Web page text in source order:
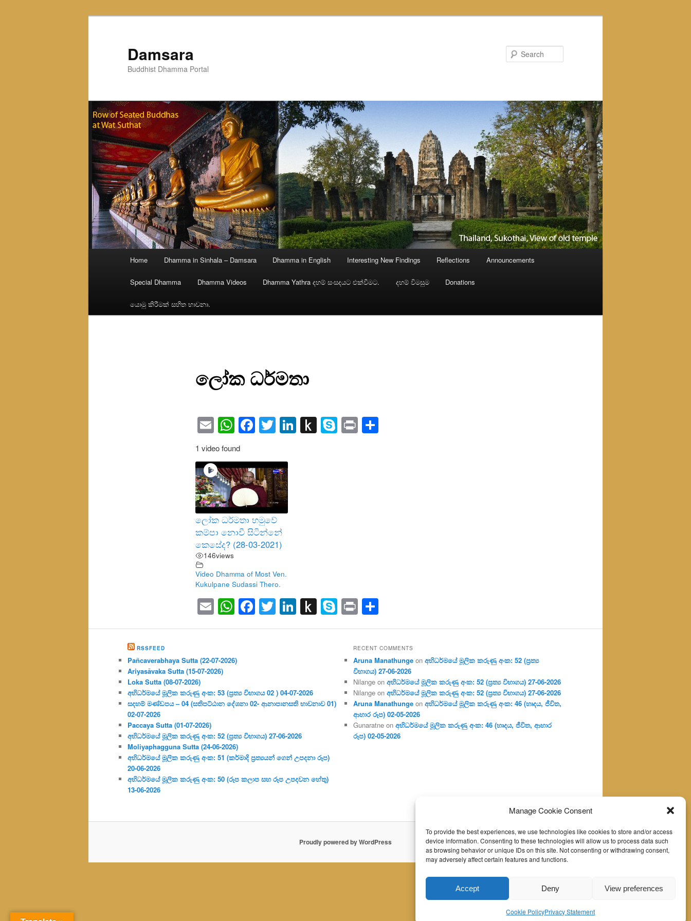
Manage Cookie Consent
To provide the best experiences, we use technologies like cookies to store and/or access
device information. Consenting to these technologies will allow us to process data such
as browsing behavior or unique IDs on this site. Not consenting or withdrawing consent,
may adversely affect certain features and functions.
Accept Deny View preferences
Cookie PolicyPrivacy Statement
Damsara
Buddhist Dhamma Portal
Home Dhamma in Sinhala – Damsara Dhamma in English Interesting New Findings Reflections Announcements
Special Dhamma Dhamma Videos Dhamma Yathra දහම් සංසදයට එක්වීමට. දහම් විමසුම Donations
යොමු කිරීමක් සහිත භාවනා.
ලෝක ධර්මතා
EmailWhatsApp
Facebook
Twitter
LinkedIn
PushSkype
PrintShare
1 video found
ලෝක ධර්මතා හමුවේ
කම්පා නොවී සිටින්නේ
කෙසේද? (28-03-2021)
146views
Video Dhamma of Most Ven.
Kukulpane Sudassi Thero.
EmailWhatsApp
Facebook
Twitter
LinkedIn
Push
to
Kindle
Skype
PrintShare
RSSFEED
Pañcaverabhaya Sutta (22-07-2026)
Ariyasāvaka Sutta (15-07-2026)
Loka Sutta (08-07-2026)
අභිධර්මයේ මූලික කරුණු අංක: 53 (ප්‍ර‍ත්‍ය විභාගය 02 ) 04-07-2026
සදහම් මණ්ඩපය – 04 (සතිපට්ඨාන දේශනා 02- ආනාපානසති භාවනාව 01)
02-07-2026
Paccaya Sutta (01-07-2026)
අභිධර්මයේ මූලික කරුණු අංක: 52 (ප්‍ර‍ත්‍ය විභාගය) 27-06-2026
Moliyaphagguna Sutta (24-06-2026)
අභිධර්මයේ මූලික කරුණු අංක: 51 (කර්මාදි ප්‍ර‍ත්‍යයන් ගෙන් උපදනා රූප)
20-06-2026
අභිධර්මයේ මූලික කරුණු අංක: 50 (රූප කලාප සහ රූප උපදවන හේතු)
13-06-2026
RECENT COMMENTS
Aruna Manathunge onඅභිධර්මයේ මූලික කරුණු අංක: 52 (ප්‍ර‍ත්‍ය
විභාගය) 27-06-2026
Nilange onඅභිධර්මයේ මූලික කරුණු අංක: 52 (ප්‍ර‍ත්‍ය විභාගය) 27-06-2026
Nilange onඅභිධර්මයේ මූලික කරුණු අංක: 52 (ප්‍ර‍ත්‍ය විභාගය) 27-06-2026
Aruna Manathunge onඅභිධර්මයේ මූලික කරුණු අංක: 46 (හෘදය, ජීවිත,
ආහාර රූප) 02-05-2026
Gunaratne onඅභිධර්මයේ මූලික කරුණු අංක: 46 (හෘදය, ජීවිත, ආහාර
රූප) 02-05-2026
Proudly powered by WordPress